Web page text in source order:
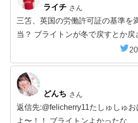
ライチ さん
三笘、英国の労働許可証の基準を
当？ ブライトンが冬で戻すとか戻
どんち さん
返信先:@felicherry11たしゅしゅ
よ〜！！ ブライトンよかったな